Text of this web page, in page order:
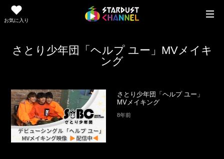
お気に入り
さとり少年団「ヘルプ ユー」MVメイキ
ング
さとり少年団「ヘルプ ユー」
MVメイキング
8年前